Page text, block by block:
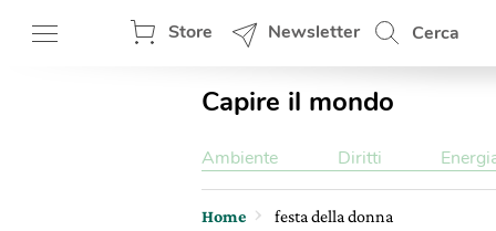
Store Newsletter Cerca
Capire il mondo
Ambiente Diritti
Home festa della donna